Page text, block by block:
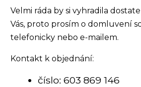
Velmi ráda by si vyhradila
Vás, proto prosím o domluvení
telefonicky nebo e-mailem.
Kontakt k objednání:
číslo: 603 869 146